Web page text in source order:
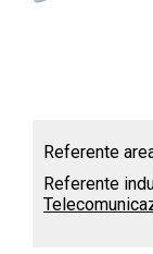
Referente
Referente